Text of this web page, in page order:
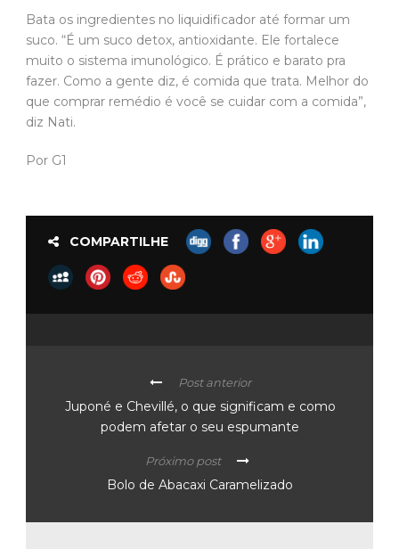
Bata os ingredientes no liquidificador até formar um
suco. “É um suco detox, antioxidante. Ele fortalece
muito o sistema imunológico. É prático e barato pra
fazer. Como a gente diz, é comida que trata. Melhor do
que comprar remédio é você se cuidar com a comida”,
diz Nati.
Por G1
COMPARTILHE
Post anterior
Juponé e Chevillé, o que significam e como
podem afetar o seu espumante
Próximo post
Bolo de Abacaxi Caramelizado